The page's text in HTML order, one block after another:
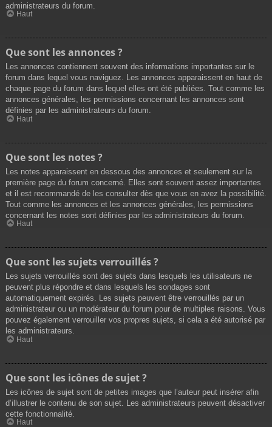
administrateurs du forum.
Haut
Que sont les annonces ?
Les annonces contiennent souvent des informations importantes sur le
forum dans lequel vous naviguez. Les annonces apparaissent en haut de
chaque page du forum dans lequel elles ont été publiées. Tout comme les
annonces générales, les permissions concernant les annonces sont
définies par les administrateurs du forum.
Haut
Que sont les notes ?
Les notes apparaissent en dessous des annonces et seulement sur la
première page du forum concerné. Elles sont souvent assez importantes
et il est recommandé de les consulter dès que vous en avez la possibilité.
Tout comme les annonces et les annonces générales, les permissions
concernant les notes sont définies par les administrateurs du forum.
Haut
Que sont les sujets verrouillés ?
Les sujets verrouillés sont des sujets dans lesquels les utilisateurs ne
peuvent plus répondre et dans lesquels les sondages sont
automatiquement expirés. Les sujets peuvent être verrouillés par un
administrateur ou un modérateur du forum pour de multiples raisons. Vous
pouvez également verrouiller vos propres sujets, si cela a été autorisé par
les administrateurs.
Haut
Que sont les icônes de sujet ?
Les icônes de sujet sont de petites images que l’auteur peut insérer afin
d’illustrer le contenu de son sujet. Les administrateurs peuvent désactiver
cette fonctionnalité.
Haut